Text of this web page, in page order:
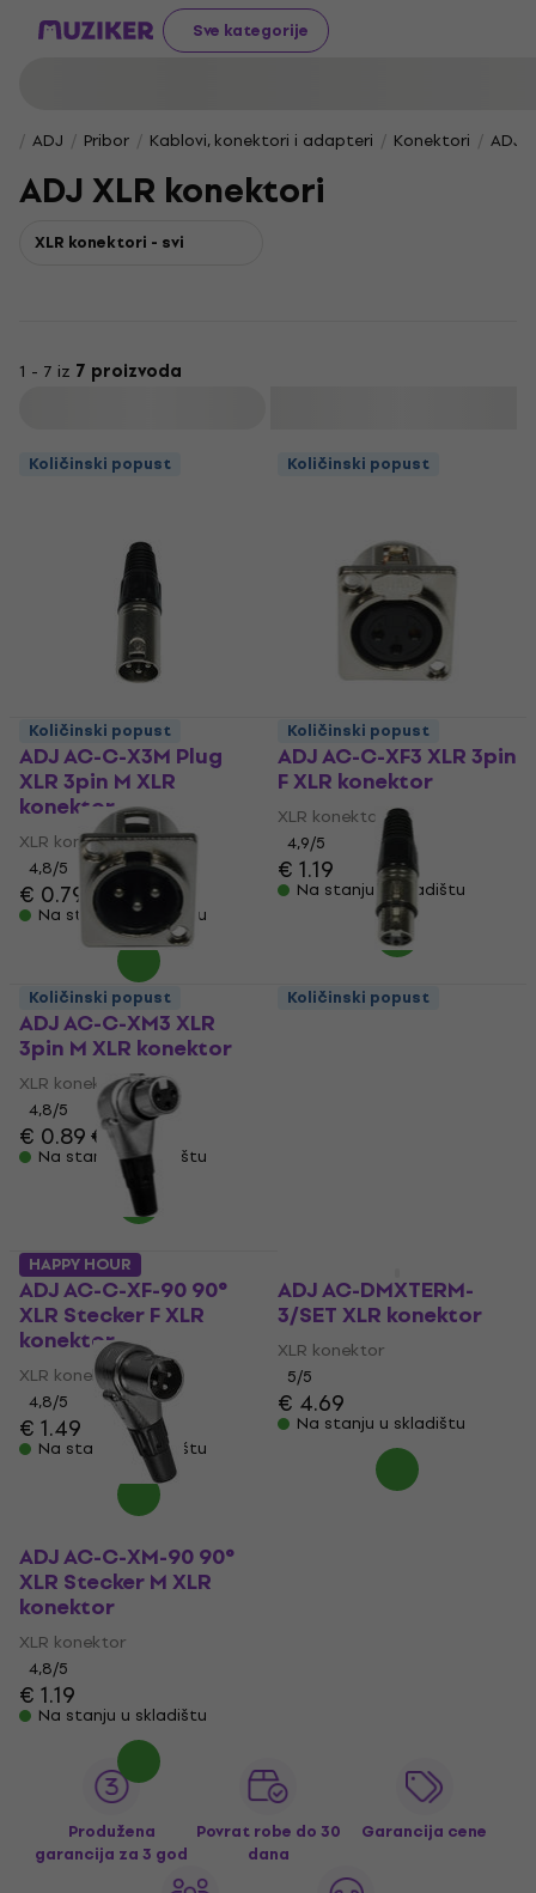
Sve kategorije
ADJ Pribor Kablovi, konektori i adapteri Konektori ADJ
ADJ XLR konektori
XLR konektori - svi
1 - 7 iz 7 proizvoda
Količinski popust
ADJ AC-C-X3M Plug
XLR 3pin M XLR
konektor
XLR konektor
4,8/5
€ 0.79 € 0.99
Na stanju u skladištu
Količinski popust
ADJ AC-C-XF3 XLR 3pin
F XLR konektor
XLR konektor
4,9/5
€ 1.19
Na stanju u skladištu
Količinski popust
ADJ AC-C-XM3 XLR
3pin M XLR konektor
XLR konektor
4,8/5
€ 0.89€ 0.99
Na stanju u skladištu
Količinski popust
Količinski popust
ADJ AC-C-XF-90 90°
XLR Stecker F XLR
konektor
XLR konektor
4,8/5
€ 1.49
Na stanju u skladištu
Količinski popust
ADJ AC-DMXTERM-
3/SET XLR konektor
XLR konektor
5/5
€ 4.69
Na stanju u skladištu
HAPPY HOUR
ADJ AC-C-XM-90 90°
XLR Stecker M XLR
konektor
XLR konektor
4,8/5
€ 1.19
Na stanju u skladištu
Produžena
garancija za 3 god
Povrat robe do 30
dana
Garancija cene